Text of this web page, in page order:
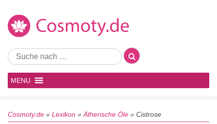
MENU
Cosmoty.de » Lexikon » Ätherische Öle » Cistrose